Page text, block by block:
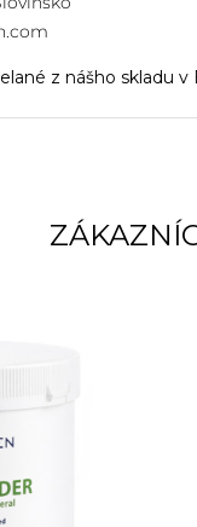
z nášho skladu v